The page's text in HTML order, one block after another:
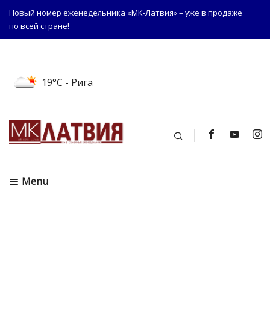
Новый номер еженедельника «МК-Латвия» – уже в продаже
по всей стране!
19°C - Рига
Поиск
Menu